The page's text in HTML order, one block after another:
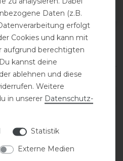
dich auch
Daten (z.B.
erfolgt
Cookies und kann mit
aufgrund berechtigten
kannst deine
ablehnen und diese
Weitere
in unserer Daten­schutz­
Statistik
Externe Medien